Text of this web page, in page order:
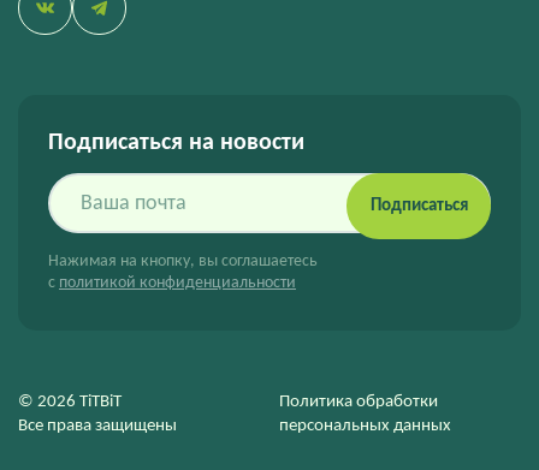
Подписаться на новости
Подписаться
Нажимая на кнопку, вы соглашаетесь
с политикой конфиденциальности
© 2026 TiTBiT
Все права защищены
Политика обработки
персональных данных